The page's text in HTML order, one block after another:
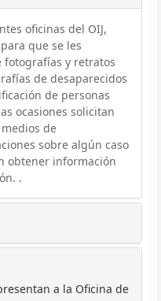
oficinas del OIJ,
que se les
fotografías y retratos
de desaparecidos
de personas
ocasiones solicitan
de
sobre algún caso
obtener información
.
a la Oficina de